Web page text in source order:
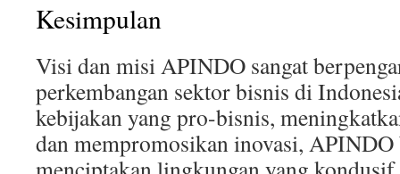
Kesimpulan
Visi dan misi APINDO sangat
perkembangan sektor bisnis di
kebijakan yang pro-bisnis,
dan mempromosikan inovasi,